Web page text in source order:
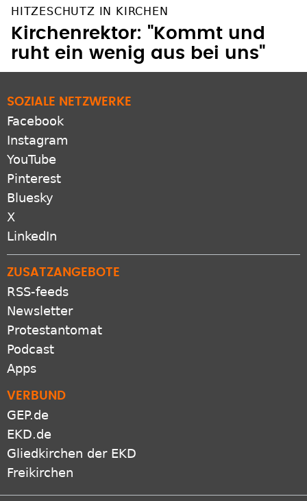
HITZESCHUTZ IN KIRCHEN
Kirchenrektor: "Kommt und
ruht ein wenig aus bei uns"
SOZIALE NETZWERKE
Facebook
Instagram
YouTube
Pinterest
Bluesky
X
LinkedIn
ZUSATZANGEBOTE
RSS-feeds
Newsletter
Protestantomat
Podcast
Apps
VERBUND
GEP.de
EKD.de
Gliedkirchen der EKD
Freikirchen